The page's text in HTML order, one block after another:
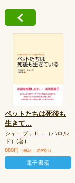
ペットたちは死後も
生きて…
シャープ，Ｈ．（ハロル
ド） (著)
880円 （税込・送料別）
電子書籍